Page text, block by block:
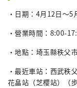
・日期：4月12日～5
・營業時間：8:00-
・地點：埼玉縣秩父
・最近車站：西武秩
花畠站（芝櫻站）（